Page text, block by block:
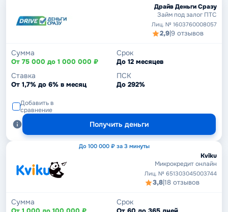
Драйв Деньги Сразу
Займ под залог ПТС
Лиц. № 1603760008057
2,9|9 отзывов
Сумма
От 75 000 до 1 000 000 ₽
Срок
До 12 месяцев
Ставка
От 1,7% до 6% в месяц
ПСК
До 292%
Добавить в
сравнение
Получить деньги
До 100 000 ₽ за 3 минуты
Kviku
Микрокредит онлайн
Лиц. № 651303045003744
3,8|18 отзывов
Сумма Срок